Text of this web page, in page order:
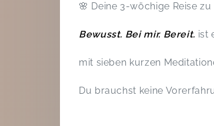
🌸 Deine 3-wöchige Reise
Bewusst. Bei mir. Bereit. ist
mit sieben kurzen
Du brauchst keine